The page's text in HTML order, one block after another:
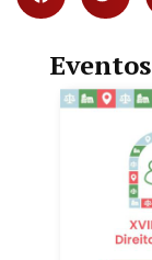
Eventos